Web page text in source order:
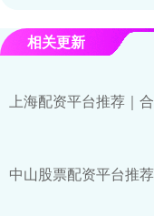
相关更新
上海配资平台推荐｜
中山股票配资平台推